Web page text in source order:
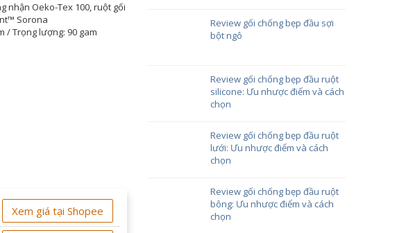
nhận Oeko-Tex 100, ruột gối
Sorona
/ Trọng lượng: 90 gam
Xem giá tại Shopee
Review gối chống bẹp đầu sợi
bột ngô
Review gối chống bẹp đầu ruột
silicone: Ưu nhược điểm và cách
chọn
Review gối chống bẹp đầu ruột
lưới: Ưu nhược điểm và cách
chọn
Review gối chống bẹp đầu ruột
bông: Ưu nhược điểm và cách
chọn